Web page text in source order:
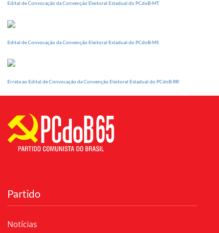
Edital de Convocação da Convenção Eleitoral Estadual do PCdoB-MT
Edital de Convocação da Convenção Eleitoral Estadual do PCdoB-MS
Errata ao Edital de Convocação da Convenção Eleitoral Estadual do PCdoB-RR
Partido
Notícias